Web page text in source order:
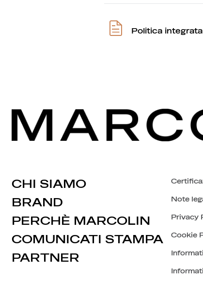
Politica
CHI SIAMO
BRAND
PERCHÈ MARCOLIN
COMUNICATI STAMPA
PARTNER
Note
Privacy
Cookie